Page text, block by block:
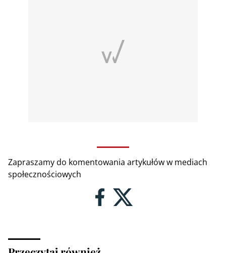
Zapraszamy do komentowania artykułów w mediach
społecznościowych